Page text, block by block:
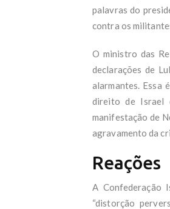
palavras do
contra os
O ministro das
declarações de
alarmantes. Essa
direito de Israel
manifestação de
agravamento da
Reações
A Confederação
“distorção